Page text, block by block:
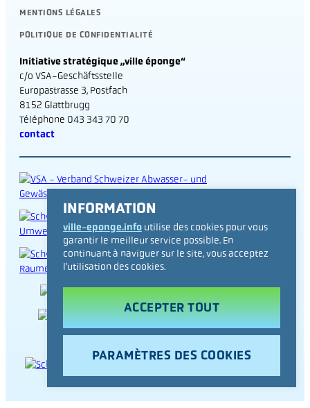
INFORMATION
ville-eponge.info utilise des cookies pour vous
garantir le meilleur service possible. En
continuant à naviguer sur le site, vous acceptez
l'utilisation des cookies.
PARAMÈTRES DES COOKIES
ACCEPTER TOUT
MENTIONS LÉGALES
POLITIQUE DE CONFIDENTIALITÉ
Initiative stratégique „ville éponge“
c/o VSA-Geschäftsstelle
Europastrasse 3, Postfach
8152 Glattbrugg
Téléphone 043 343 70 70
contact